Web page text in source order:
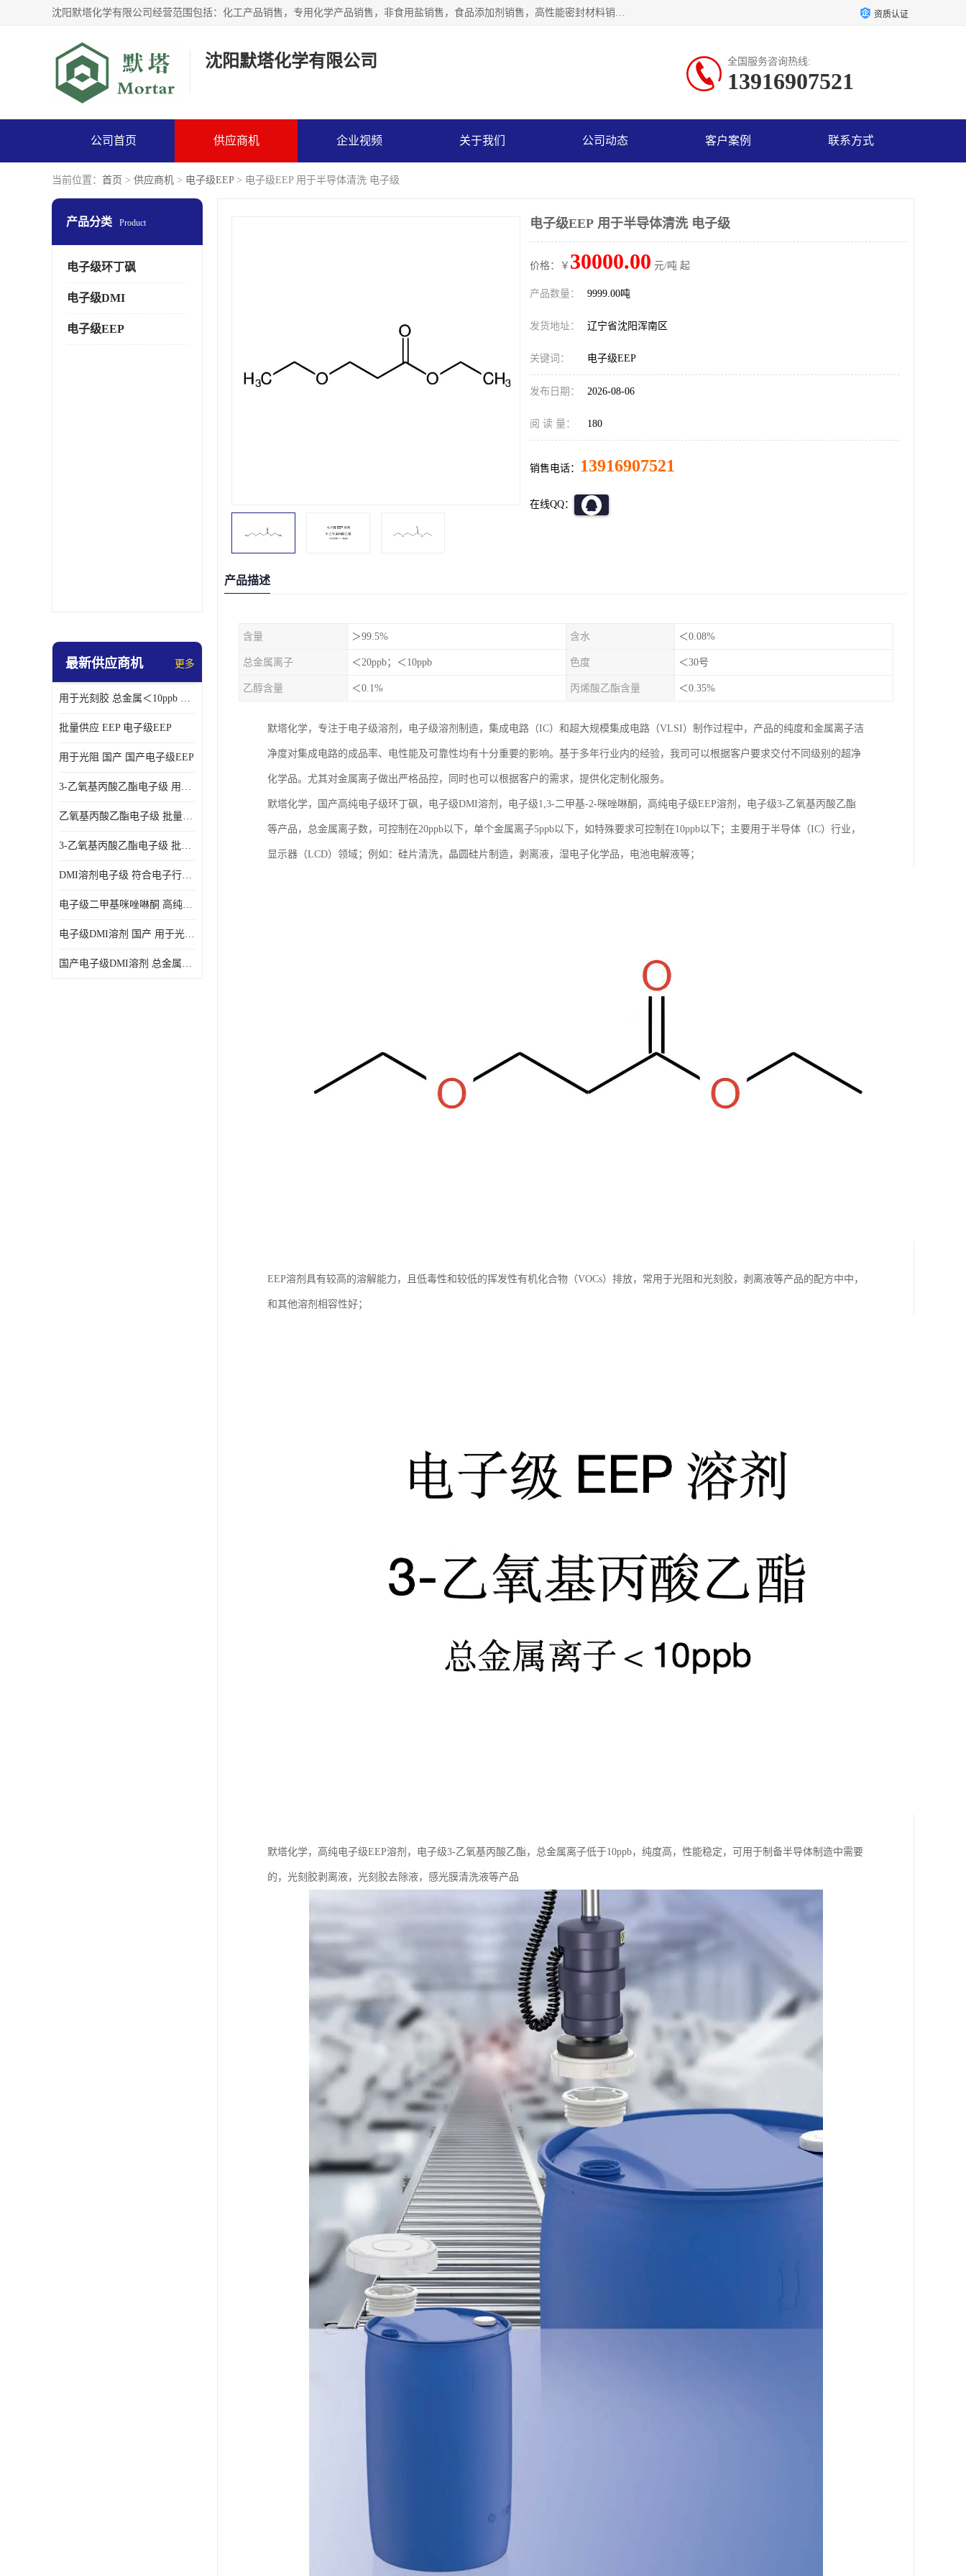
沈阳默塔化学有限公司经营范围包括：化工产品销售，专用化学产品销售，非食用盐销售，食品添加剂销售，高性能密封材料销售，涂料销售，合成材料销售，工程塑料及合成树脂销售等；主要产品有高纯电子级环丁砜，总金属离子可控制在ppb级别、纯度高、颜色浅、耐高温分解时间长，特别适合于半导体制造，硅片晶圆制造，清洗湿电子化学品，锂电池电解液，电子油墨，特种材料等高端行业；也适用于医药合成。 资质认证
沈阳默塔化学有限公司 全国服务咨询热线:
13916907521
公司首页 供应商机 企业视频 关于我们 公司动态 客户案例 联系方式
当前位置： 首页 > 供应商机 > 电子级EEP > 电子级EEP 用于半导体清洗 电子级
产品分类 Product
电子级环丁砜
电子级DMI
电子级EEP
最新供应商机 更多
用于光刻胶 总金属＜10ppb 电子级EEP溶剂
批量供应 EEP 电子级EEP
用于光阻 国产 国产电子级EEP
3-乙氧基丙酸乙酯电子级 用于剥离液 国产
乙氧基丙酸乙酯电子级 批量供应 电子级
3-乙氧基丙酸乙酯电子级 批量供应
DMI溶剂电子级 符合电子行业要求
电子级二甲基咪唑啉酮 高纯度 用于光阻
电子级DMI溶剂 国产 用于光刻胶
国产电子级DMI溶剂 总金属小于20ppb 用于半导体清洗
电子级EEP 用于半导体清洗 电子级
价格：￥ 30000.00 元/吨 起
产品数量： 9999.00吨
发货地址： 辽宁省沈阳浑南区
关键词： 电子级EEP
发布日期： 2026-08-06
阅 读 量： 180
销售电话： 13916907521
在线QQ：
产品描述
含量 ＞99.5% 含水 ＜0.08%
总金属离子 ＜20ppb；＜10ppb 色度 ＜30号
乙醇含量 ＜0.1% 丙烯酸乙酯含量 ＜0.35%
默塔化学，专注于电子级溶剂，电子级溶剂制造，集成电路（IC）和超大规模集成电路（VLSI）制作过程中，产品的纯度和金属离子洁
净度对集成电路的成品率、电性能及可靠性均有十分重要的影响。基于多年行业内的经验，我司可以根据客户要求交付不同级别的超净
化学品。尤其对金属离子做出严格品控，同时也可以根据客户的需求，提供化定制化服务。
默塔化学，国产高纯电子级环丁砜，电子级DMI溶剂，电子级1,3-二甲基-2-咪唑啉酮，高纯电子级EEP溶剂，电子级3-乙氧基丙酸乙酯
等产品，总金属离子数，可控制在20ppb以下，单个金属离子5ppb以下，如特殊要求可控制在10ppb以下；主要用于半导体（IC）行业，
显示器（LCD）领域；例如：硅片清洗，晶圆硅片制造，剥离液，湿电子化学品，电池电解液等；
EEP溶剂具有较高的溶解能力，且低毒性和较低的挥发性有机化合物（VOCs）排放，常用于光阻和光刻胶，剥离液等产品的配方中中，
和其他溶剂相容性好；
默塔化学，高纯电子级EEP溶剂，电子级3-乙氧基丙酸乙酯，总金属离子低于10ppb，纯度高，性能稳定，可用于制备半导体制造中需要
的，光刻胶剥离液，光刻胶去除液，感光膜清洗液等产品